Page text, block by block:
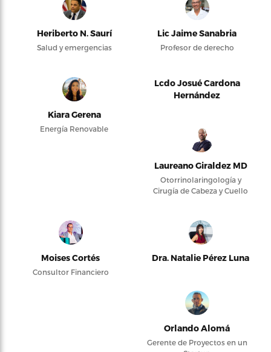
Heriberto N. Saurí
Salud y emergencias
Lic Jaime Sanabria
Profesor de derecho
Kiara Gerena
Energía Renovable
Lcdo Josué Cardona
Hernández
Laureano Giraldez MD
Otorrinolaringología y
Cirugía de Cabeza y Cuello
Moises Cortés
Consultor Financiero
Dra. Natalie Pérez Luna
Orlando Alomá
Gerente de Proyectos en un